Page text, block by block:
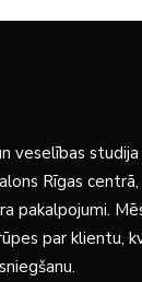
veselības
Rīgas
pakalpojumi.
par klientu,